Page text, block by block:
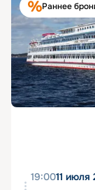
Раннее
19:0011 июля